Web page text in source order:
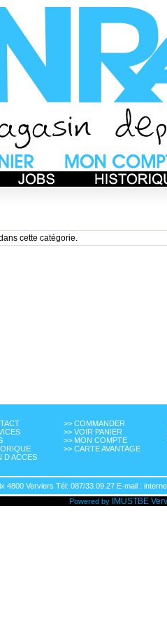
cette catégorie.
D ACCES
>> COMMANDER
>> VOIR PANIER
>> MON COMPTE
>> CARTE AVANTAGE
4800 Verviers Tél: 087/33.09.27 E-mail :
Powered by
IMUSTBE